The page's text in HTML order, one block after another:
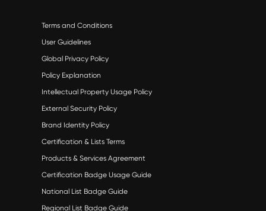
Terms and Conditions
User Guidelines
Global Privacy Policy
Policy Explanation
Intellectual Property Usage Policy
External Security Policy
Brand Identity Policy
Certification & Lists Terms
Products & Services Agreement
Certification Badge Usage Guide
National List Badge Guide
Regional List Badge Guide